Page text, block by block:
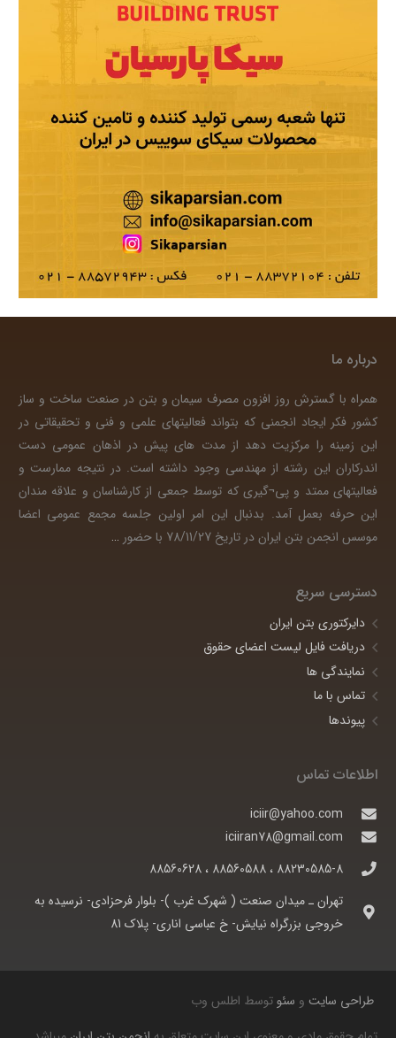
درباره ما
همراه با گسترش روز افزون مصرف سیمان و بتن در صنعت ساخت و ساز
کشور فکر ایجاد انجمنی که بتواند فعالیتهای علمی و فنی و تحقیقاتی در
این زمینه را مرکزیت دهد از مدت های پیش در اذهان عمومی دست
اندرکاران این رشته از مهندسی وجود داشته است. در نتیجه ممارست و
فعالیتهای ممتد و پی¬گیری که توسط جمعی از کارشناسان و علاقه مندان
این حرفه بعمل آمد. بدنبال این امر اولین جلسه مجمع عمومی اعضا
موسس انجمن بتن ایران در تاریخ 78/11/27 با حضور
…
دسترسی سریع
دایرکتوری بتن ایران
دریافت فایل لیست اعضای حقوق
نمایندگی ها
تماس با ما
پیوندها
اطلاعات تماس
iciir@yahoo.com
iciiran78@gmail.com
88230585-8 ، 88560588 ، 88560628
تهران ـ ميدان صنعت ( شهرک غرب )- بلوار فرحزادی- نرسيده به
خروجی بزرگراه نيايش- خ عباسی اناری- پلاک 81
طراحی سایت و سئوتوسط اطلس وب